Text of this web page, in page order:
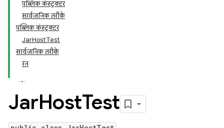
पब्लिक कंस्ट्रक्टर
सार्वजनिक तरीके
पब्लिक कंस्ट्रक्टर
JarHostTest
सार्वजनिक तरीके
रन
JarHostTest